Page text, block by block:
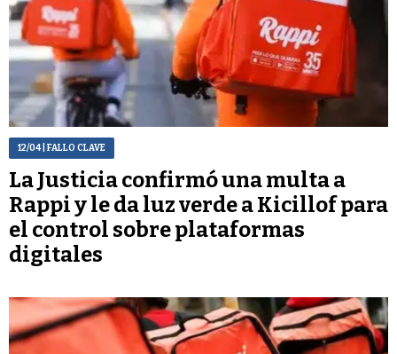
12/04| FALLO CLAVE
La Justicia confirmó una multa a
Rappi y le da luz verde a Kicillof para
el control sobre plataformas
digitales